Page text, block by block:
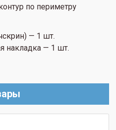
по периметру
— 1 шт.
накладка — 1 шт.